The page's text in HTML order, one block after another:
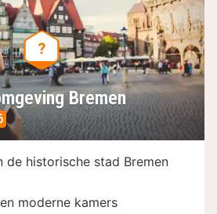
Bremen
de historische stad Bremen
moderne kamers